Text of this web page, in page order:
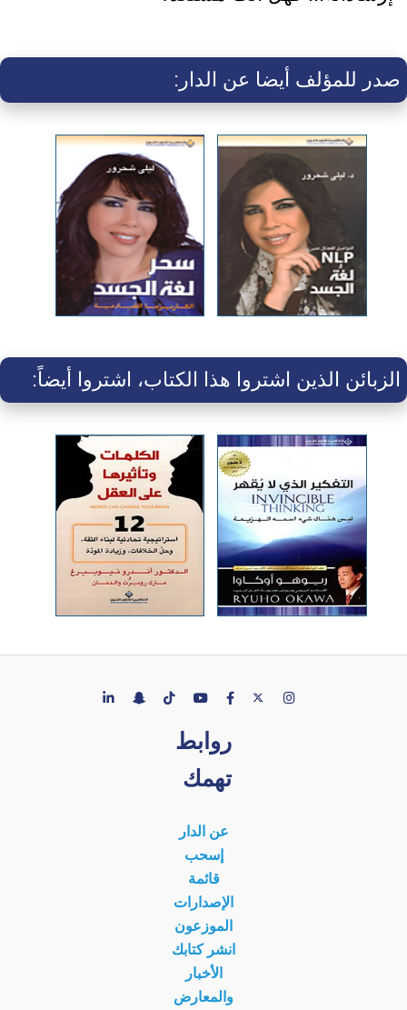
صدر للمؤلف أيضا عن الدار:
الزبائن الذين اشتروا هذا الكتاب، اشتروا أيضاً:
روابط
تهمك
عن الدار
إسحب
قائمة
الإصدارات
الموزعون
انشر كتابك
الأخبار
والمعارض